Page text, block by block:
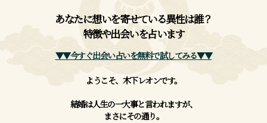
あなたに想いを寄せている異性は誰？
特徴や出会いを占います
▼▼今すぐ出会い占いを無料で試してみる▼▼
ようこそ、木下レオンです。
結婚は人生の一大事と言われますが、
まさにその通り。